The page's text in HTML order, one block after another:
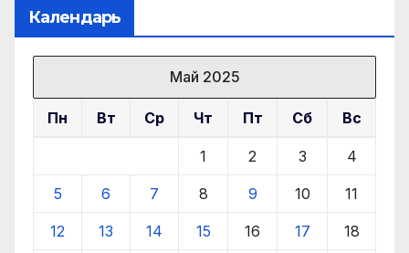
Календарь
Май 2025
Пн Вт Ср Чт Пт Сб Вс
1 2 3 4
5 6 7 8 9 10 11
12 13 14 15 16 17 18